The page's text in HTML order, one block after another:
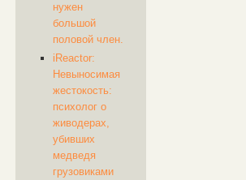
нужен
большой
половой член.
iReactor:
Невыносимая
жестокость:
психолог о
живодерах,
убивших
медведя
грузовиками